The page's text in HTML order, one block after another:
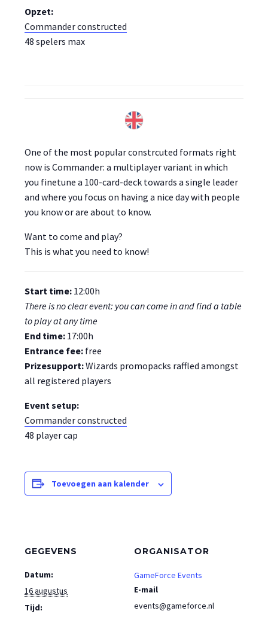
Opzet:
Commander constructed
48 spelers max
One of the most popular constrcuted formats right
now is Commander: a multiplayer variant in which
you finetune a 100-card-deck towards a single leader
and where you focus on having a nice day with people
you know or are about to know.
Want to come and play?
This is what you need to know!
Start time: 12:00h
There is no clear event: you can come in and find a table
to play at any time
End time: 17:00h
Entrance fee: free
Prizesupport:Wizards promopacks raffled amongst
all registered players
Event setup:
Commander constructed
48 player cap
Toevoegen aan kalender
GEGEVENS
Datum:
16 augustus
Tijd:
ORGANISATOR
GameForce Events
E-mail
events@gameforce.nl